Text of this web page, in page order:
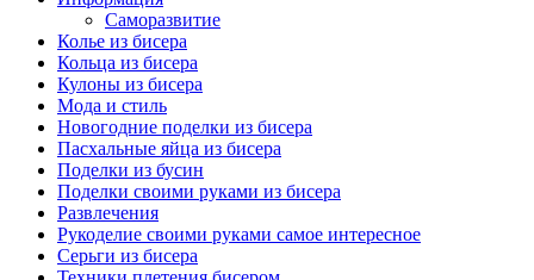
Саморазвитие
Колье из бисера
Кольца из бисера
Кулоны из бисера
Мода и стиль
Новогодние поделки из бисера
Пасхальные яйца из бисера
Поделки из бусин
Поделки своими руками из бисера
Развлечения
Рукоделие своими руками самое интересное
Серьги из бисера